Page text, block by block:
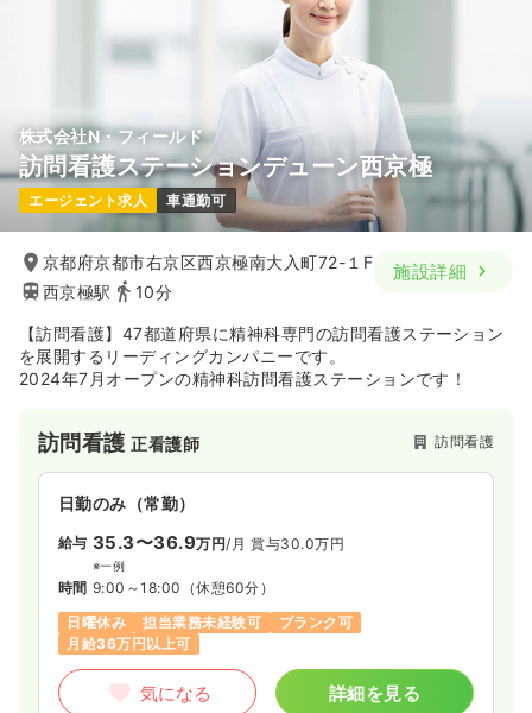
株式会社N・フィールド
訪問看護ステーションデューン西京極
エージェント求人 車通勤可
京都府京都市右京区西京極南大入町72-１F
西京極駅
10分
施設詳細
【訪問看護】47都道府県に精神科専門の訪問看護ステーション
を展開するリーディングカンパニーです。
2024年7月オープンの精神科訪問看護ステーションです！
訪問看護正看護師 訪問看護
日勤のみ（常勤）
給与 35.3〜36.9万円/月 賞与30.0万円
※一例
時間 9:00～18:00 （休憩60分）
日曜休み
担当業務未経験可
ブランク可
月給36万円以上可
気になる 詳細を見る